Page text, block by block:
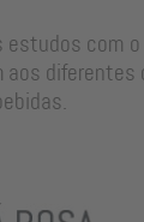
estudos com
aos